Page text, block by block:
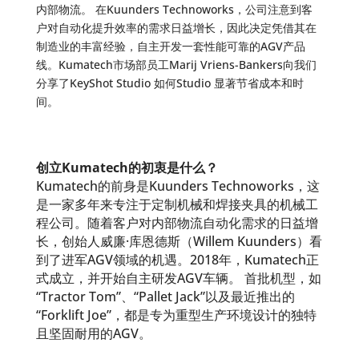
内部物流。 在Kuunders Technoworks，公司注意到客
户对自动化提升效率的需求日益增长，因此决定凭借其在
制造业的丰富经验，自主开发一套性能可靠的AGV产品
线。Kumatech市场部员工Marij Vriens-Bankers向我们
分享了KeyShot Studio 如何Studio 显著节省成本和时
间。
创立Kumatech的初衷是什么？
Kumatech的前身是Kuunders Technoworks，这
是一家多年来专注于定制机械和焊接夹具的机械工
程公司。随着客户对内部物流自动化需求的日益增
长，创始人威廉·库恩德斯（Willem Kuunders）看
到了进军AGV领域的机遇。2018年，Kumatech正
式成立，并开始自主研发AGV车辆。 首批机型，如
“Tractor Tom”、“Pallet Jack”以及最近推出的
“Forklift Joe”，都是专为重型生产环境设计的独特
且坚固耐用的AGV。